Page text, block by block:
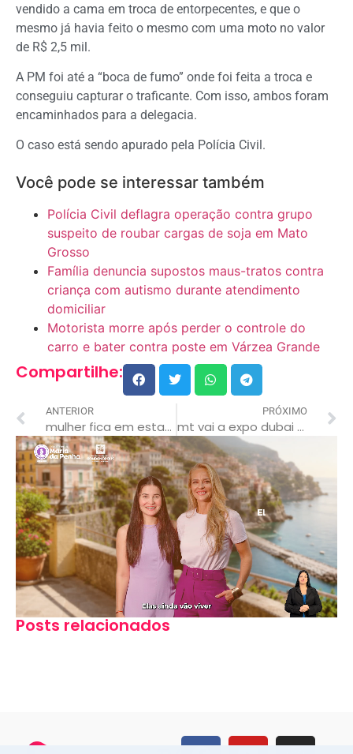
vendido a cama em troca de entorpecentes, e que o
mesmo já havia feito o mesmo com uma moto no valor
de R$ 2,5 mil.
A PM foi até a “boca de fumo” onde foi feita a troca e
conseguiu capturar o traficante. Com isso, ambos foram
encaminhados para a delegacia.
O caso está sendo apurado pela Polícia Civil.
Você pode se interessar também
Polícia Civil deflagra operação contra grupo
suspeito de roubar cargas de soja em Mato
Grosso
Família denuncia supostos maus-tratos contra
criança com autismo durante atendimento
domiciliar
Motorista morre após perder o controle do
carro e bater contra poste em Várzea Grande
Compartilhe:
ANTERIOR
mulher fica em estado grave após se jogar na frente de caminhão na mt-208
PRÓXIMO
mt vai a expo dubai para ampliar as relações comerciais com a ásia
Posts relacionados